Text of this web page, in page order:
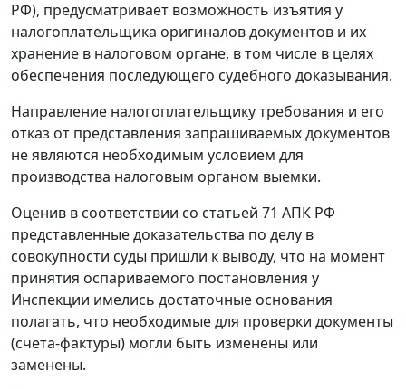
РФ), предусматривает возможность изъятия у
налогоплательщика оригиналов документов и их
хранение в налоговом органе, в том числе в целях
обеспечения последующего судебного доказывания.
Направление налогоплательщику требования и его
отказ от представления запрашиваемых документов
не являются необходимым условием для
производства налоговым органом выемки.
Оценив в соответствии со статьей 71 АПК РФ
представленные доказательства по делу в
совокупности суды пришли к выводу, что на момент
принятия оспариваемого постановления у
Инспекции имелись достаточные основания
полагать, что необходимые для проверки документы
(счета-фактуры) могли быть изменены или
заменены.